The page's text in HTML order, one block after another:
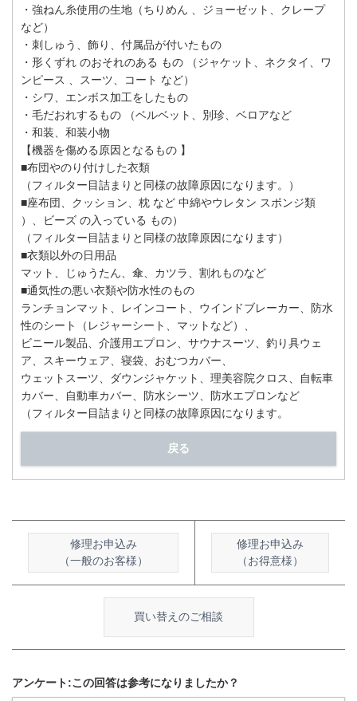
・強ねん糸使用の生地（ちりめん 、ジョーゼット、クレープ
など）
・刺しゅう、飾り、付属品が付いたもの
・形くずれ のおそれのある もの （ジャケット、ネクタイ、ワ
ンピース 、スーツ、コート など）
・シワ、エンボス加工をしたもの
・毛だおれするもの （ベルベット、別珍、ベロアなど
・和装、和装小物
【機器を傷める原因となるもの 】
■布団やのり付けした衣類
（フィルター目詰まりと同様の故障原因になります。）
■座布団、クッション、枕 など 中綿やウレタン スポンジ類
）、ビーズ の入っている もの）
（フィルター目詰まりと同様の故障原因になります）
■衣類以外の日用品
マット、じゅうたん、傘、カツラ、割れものなど
■通気性の悪い衣類や防水性のもの
ランチョンマット、レインコート、ウインドブレーカー、防水
性のシート（レジャーシート、マットなど）、
ビニール製品、介護用エプロン、サウナスーツ、釣り具ウェ
ア、スキーウェア、寝袋、おむつカバー、
ウェットスーツ、ダウンジャケット、理美容院クロス、自転車
カバー、自動車カバー、防水シーツ、防水エプロンなど
（フィルター目詰まりと同様の故障原因になります。
戻る
修理お申込み
（一般のお客様）
修理お申込み
（お得意様）
買い替えのご相談
アンケート:この回答は参考になりましたか？